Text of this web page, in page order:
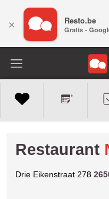
Restaurant
Drie Eikenstraat 278
× Resto.be
Gratis -